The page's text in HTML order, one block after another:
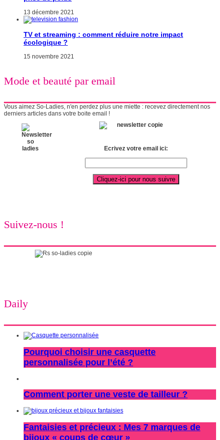
13 décembre 2021
TV et streaming : comment réduire notre impact
écologique ?
15 novembre 2021
Mode et beauté par email
Vous aimez So-Ladies, n'en perdez plus une miette : recevez directement nos
derniers articles dans votre boite email !
Ecrivez votre email ici:
Suivez-nous !
Daily
Pourquoi choisir une casquette
personnalisée pour l’été ?
Comment porter une veste de tailleur ?
Fantaisies et précieux : Mes 7 marques de
bijoux « coups de cœur »